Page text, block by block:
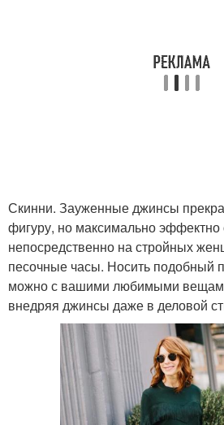
Скинни. Зауженные джинсы
фигуру, но максимально эффектно
непосредственно на стройных
песочные часы. Носить подобный
можно с вашими любимыми
внедряя джинсы даже в деловой